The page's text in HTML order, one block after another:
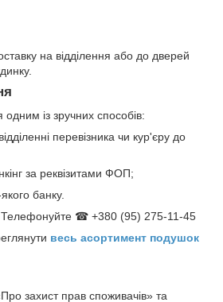
на відділення або до дверей
із зручних способів:
перевізника чи кур'єру до
за реквізитами ФОП;
банку.
☎ +380 (95) 275-11-45
весь асортимент подушок
захист прав споживачів» та